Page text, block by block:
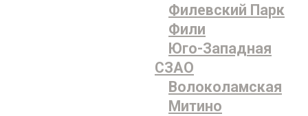
Филевский Парк
Фили
Юго-Западная
СЗАО
Волоколамская
Митино